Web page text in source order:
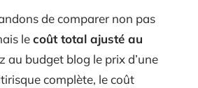
de comparer non pas
lecoût total ajusté au
au budget blog le prix d’une
complète, le coût